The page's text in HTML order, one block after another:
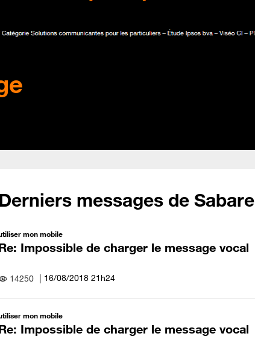
Derniers messages de Sabare
mon mobile
Impossible de charger le message vocal
14250 ‎16/08/2018 21h24
mon mobile
Impossible de charger le message vocal